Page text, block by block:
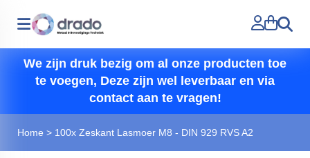
Zoeken
We zijn druk bezig om al onze producten toe
te voegen, Deze zijn wel leverbaar en via
contact aan te vragen!
Home > 100x Zeskant Lasmoer M8 - DIN 929 RVS A2